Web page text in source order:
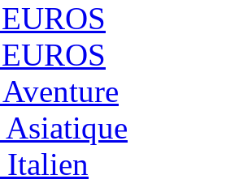
Italien